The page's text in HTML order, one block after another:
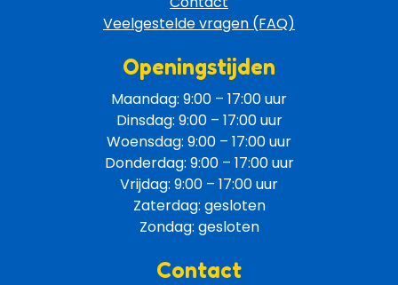
Veelgestelde vragen (FAQ)
Openingstijden
Maandag: 9:00 – 17:00 uur
Dinsdag: 9:00 – 17:00 uur
Woensdag: 9:00 – 17:00 uur
Donderdag: 9:00 – 17:00 uur
Vrijdag: 9:00 – 17:00 uur
Zaterdag: gesloten
Zondag: gesloten
Contact